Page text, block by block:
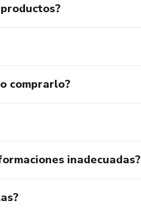
comprarlo?
inadecuadas?